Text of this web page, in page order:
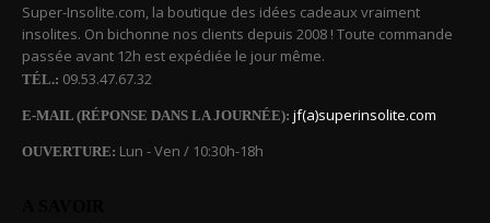
Super-Insolite.com, la boutique des idées cadeaux vraiment
insolites. On bichonne nos clients depuis 2008 ! Toute commande
passée avant 12h est expédiée le jour même.
TÉL.: 09.53.47.67.32
E-MAIL (RÉPONSE DANS LA JOURNÉE): jf(a)superinsolite.com
OUVERTURE: Lun - Ven / 10:30h-18h